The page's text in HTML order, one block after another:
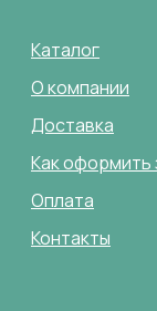
О компании
Каталог
Доставка
Оплата
Как оформить
Контакты